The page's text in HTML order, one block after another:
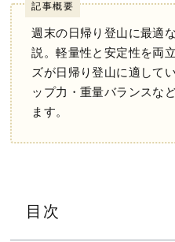
記事概要
週末の日帰り登山に最適
説。軽量性と安定性を両
ズが日帰り登山に適して
ップ力・重量バランスな
ます。
目次